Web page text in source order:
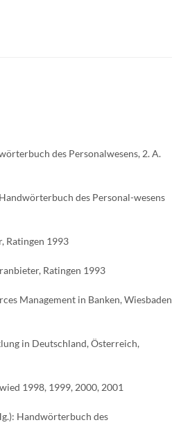
des Personalwesens, 2. A.
des Personal-wesens
Ratingen 1993
Ratingen 1993
Management in Banken, Wiesbaden
in Deutschland, Österreich,
1998, 1999, 2000, 2001
Handwörterbuch des